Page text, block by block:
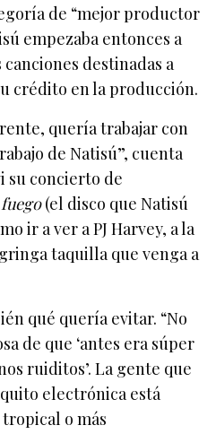
de “mejor productor
empezaba entonces a
destinadas a
crédito en la producción.
quería trabajar con
de Natisú”, cuenta
su concierto de
(el disco que Natisú
ir a ver a PJ Harvey, a la
taquilla que venga a
qué quería evitar. “No
de que ‘antes era súper
ruiditos’. La gente que
electrónica está
o más